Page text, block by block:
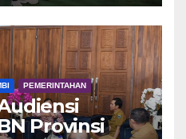
PEMERINTAHAN
Provinsi